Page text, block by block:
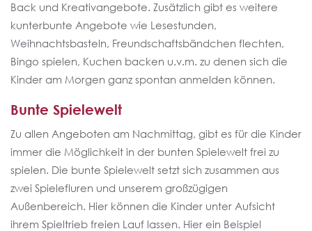
Back und Kreativangebote. Zusätzlich gibt es weitere
kunterbunte Angebote wie Lesestunden,
Weihnachtsbasteln, Freundschaftsbändchen flechten,
Bingo spielen, Kuchen backen u.v.m. zu denen sich die
Kinder am Morgen ganz spontan anmelden können.
Bunte Spielewelt
Zu allen Angeboten am Nachmittag, gibt es für die Kinder
immer die Möglichkeit in der bunten Spielewelt frei zu
spielen. Die bunte Spielewelt setzt sich zusammen aus
zwei Spielefluren und unserem großzügigen
Außenbereich. Hier können die Kinder unter Aufsicht
ihrem Spieltrieb freien Lauf lassen. Hier ein Beispiel